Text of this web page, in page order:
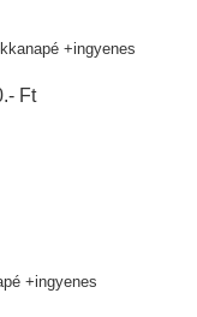
+ingyenes
Ft
+ingyenes